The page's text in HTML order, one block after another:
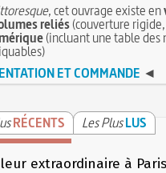
, cet ouvrage existe en
reliés(couverture
(incluant une table des
ET COMMANDE ◄
RÉCENTS Les PlusLUS
extraordinaire à Paris